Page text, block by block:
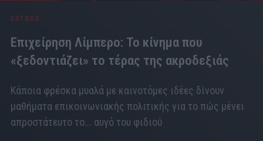
EXTRAS
Επιχείρηση Λίμπερο: Το κίνημα που
«ξεδοντιάζει» το τέρας της ακροδεξιάς
Κάποια φρέσκα μυαλά με καινοτόμες ιδέες δίνουν
μαθήματα επικοινωνιακής πολιτικής για το πώς μένει
απροστάτευτο το... αυγό του φιδιού